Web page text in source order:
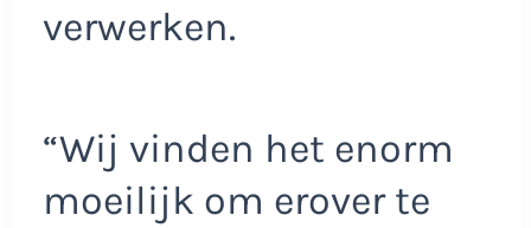
verwerken.
“Wij vinden het enorm
moeilijk om erover te